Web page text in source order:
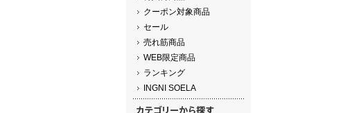
クーポン対象商品
セール
売れ筋商品
WEB限定商品
ランキング
INGNI SOELA